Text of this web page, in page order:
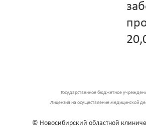
Государственное бюджетное
Лицензия на осуществление медицинской
© Новосибирский областной